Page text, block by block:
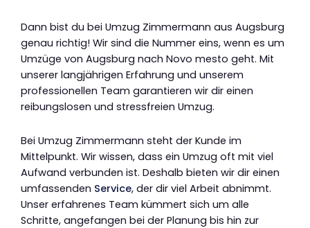
Dann bist du bei Umzug Zimmermann aus Augsburg
genau richtig! Wir sind die Nummer eins, wenn es um
Umzüge von Augsburg nach Novo mesto geht. Mit
unserer langjährigen Erfahrung und unserem
professionellen Team garantieren wir dir einen
reibungslosen und stressfreien Umzug.
Bei Umzug Zimmermann steht der Kunde im
Mittelpunkt. Wir wissen, dass ein Umzug oft mit viel
Aufwand verbunden ist. Deshalb bieten wir dir einen
umfassenden Service, der dir viel Arbeit abnimmt.
Unser erfahrenes Team kümmert sich um alle
Schritte, angefangen bei der Planung bis hin zur